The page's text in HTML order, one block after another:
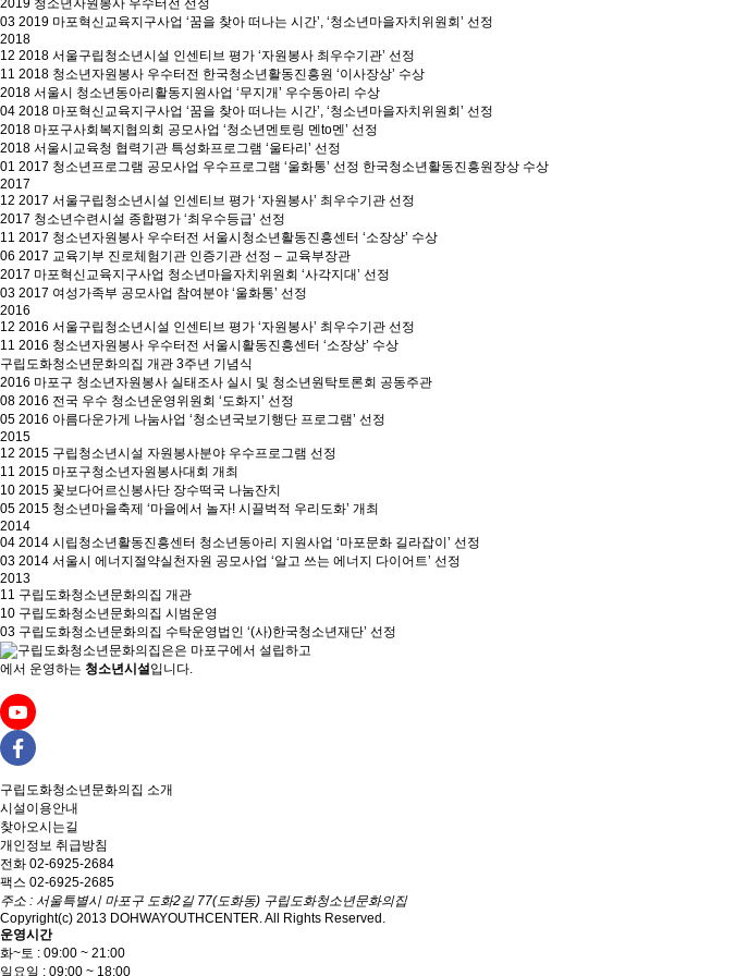
2019 청소년자원봉사 우수터전 선정
03 2019 마포혁신교육지구사업 ‘꿈을 찾아 떠나는 시간’, ‘청소년마을자치위원회’ 선정
2018
12 2018 서울구립청소년시설 인센티브 평가 ‘자원봉사 최우수기관’ 선정
11 2018 청소년자원봉사 우수터전 한국청소년활동진흥원 ‘이사장상’ 수상
2018 서울시 청소년동아리활동지원사업 ‘무지개’ 우수동아리 수상
04 2018 마포혁신교육지구사업 ‘꿈을 찾아 떠나는 시간’, ‘청소년마을자치위원회’ 선정
2018 마포구사회복지협의회 공모사업 ‘청소년멘토링 멘to멘’ 선정
2018 서울시교육청 협력기관 특성화프로그램 ‘울타리’ 선정
01 2017 청소년프로그램 공모사업 우수프로그램 ‘울화통’ 선정 한국청소년활동진흥원장상 수상
2017
12 2017 서울구립청소년시설 인센티브 평가 ‘자원봉사’ 최우수기관 선정
2017 청소년수련시설 종합평가 ‘최우수등급’ 선정
11 2017 청소년자원봉사 우수터전 서울시청소년활동진흥센터 ‘소장상’ 수상
06 2017 교육기부 진로체험기관 인증기관 선정 – 교육부장관
2017 마포혁신교육지구사업 청소년마을자치위원회 ‘사각지대’ 선정
03 2017 여성가족부 공모사업 참여분야 ‘울화통’ 선정
2016
12 2016 서울구립청소년시설 인센티브 평가 ‘자원봉사’ 최우수기관 선정
11 2016 청소년자원봉사 우수터전 서울시활동진흥센터 ‘소장상’ 수상
구립도화청소년문화의집 개관 3주년 기념식
2016 마포구 청소년자원봉사 실태조사 실시 및 청소년원탁토론회 공동주관
08 2016 전국 우수 청소년운영위원회 ‘도화지’ 선정
05 2016 아름다운가게 나눔사업 ‘청소년국보기행단 프로그램’ 선정
2015
12 2015 구립청소년시설 자원봉사분야 우수프로그램 선정
11 2015 마포구청소년자원봉사대회 개최
10 2015 꽃보다어르신봉사단 장수떡국 나눔잔치
05 2015 청소년마을축제 ‘마을에서 놀자! 시끌벅적 우리도화’ 개최
2014
04 2014 시립청소년활동진흥센터 청소년동아리 지원사업 ‘마포문화 길라잡이’ 선정
03 2014 서울시 에너지절약실천자원 공모사업 ‘알고 쓰는 에너지 다이어트’ 선정
2013
11 구립도화청소년문화의집 개관
10 구립도화청소년문화의집 시범운영
03 구립도화청소년문화의집 수탁운영법인 ‘(사)한국청소년재단’ 선정
은 마포구에서 설립하고
에서 운영하는 청소년시설입니다.
구립도화청소년문화의집 소개
시설이용안내
찾아오시는길
개인정보 취급방침
전화 02-6925-2684
팩스 02-6925-2685
주소 : 서울특별시 마포구 도화2길 77(도화동) 구립도화청소년문화의집
Copyright(c) 2013 DOHWAYOUTHCENTER. All Rights Reserved.
운영시간
화~토 : 09:00 ~ 21:00
일요일 : 09:00 ~ 18:00